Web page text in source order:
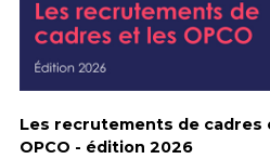
Les recrutements de cadres
OPCO - édition 2026